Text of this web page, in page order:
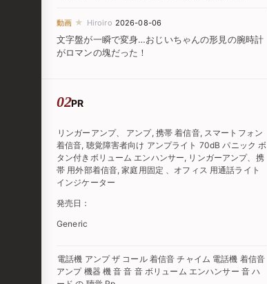
動画 ★ Hiroiro 2026-08-06
文字盤が一瞬で変身…おじいちゃんの形見の腕時計
がロマンの塊だった！
PR
リンガーアンプ、 アンプ, 携帯 着信音, スマートフォン
着信音, 聴覚障害者向け アンプライト 70dB パニック ボ
タン付きボリューム エンハンサー, リンガーアンプ、携
帯 用外部着信音, 家庭用固定 、オフィス 用通話ライト
インジケーター
発売日：
Generic
電話機 アンプ ザ コール 着信音 チャイム 電話機 着信音
アンプ 機器 機 音 音 音 ボリューム エンハンサー 音 ハ